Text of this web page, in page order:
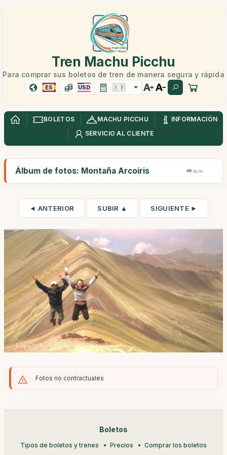
Tren Machu Picchu
Para comprar sus boletos de tren de manera segura y rápida
ES USD
BOLETOS MACHU PICCHU
INFORMACIÓN
SERVICIO AL CLIENTE
Álbum de fotos: Montaña Arcoiris 68,7K
◄ ANTERIOR SUBIR ▲ SIGUIENTE ►
Fotos no contractuales
Boletos
Tipos de boletos y trenes Precios Comprar los boletos